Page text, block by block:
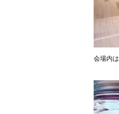
会場内は